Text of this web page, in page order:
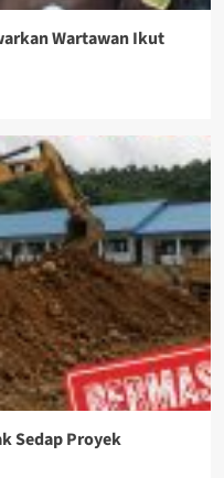
Wartawan Ikut
Sedap Proyek